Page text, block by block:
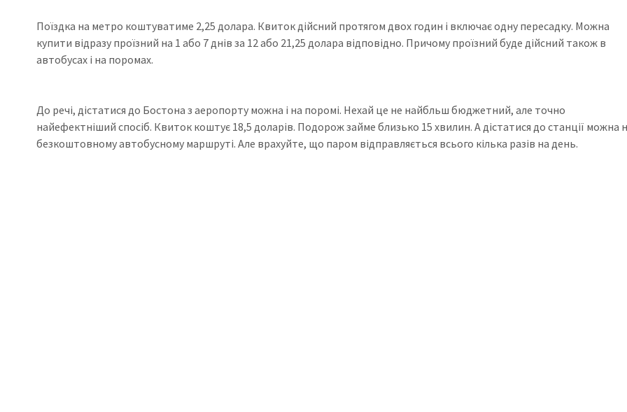
Поїздка на метро коштуватиме 2,25 долара. Квиток дійсний протягом двох годин і включає одну пересадку. Можна
купити відразу проїзний на 1 або 7 днів за 12 або 21,25 долара відповідно. Причому проїзний буде дійсний також в
автобусах і на поромах.
До речі, дістатися до Бостона з аеропорту можна і на поромі. Нехай це не найбльш бюджетний, але точно
найефектніший спосіб. Квиток коштує 18,5 доларів. Подорож займе близько 15 хвилин. А дістатися до станції можна
безкоштовному автобусному маршруті. Але врахуйте, що паром відправляється всього кілька разів на день.